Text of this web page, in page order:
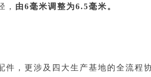
， 由6毫米调整为6.5毫米。
件，更涉及四大生产基地的全流程